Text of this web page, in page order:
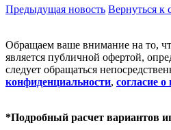
Предыдущая новость Вернуться к
Обращаем ваше внимание на то,
является публичной офертой,
следует обращаться
конфиденциальности, согласие
*Подробный расчет вариантов